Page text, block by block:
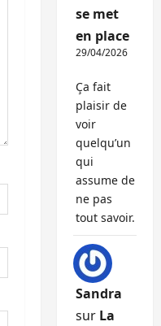
se met
en place
29/04/2026
Ça fait
plaisir de
voir
quelqu’un
qui
assume de
ne pas
tout savoir.
Sandra
sur La